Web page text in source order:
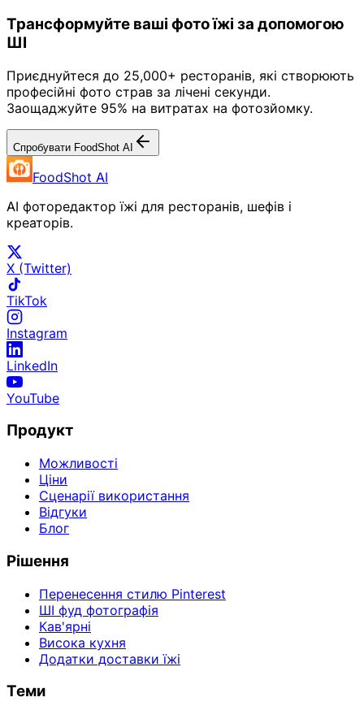
Трансформуйте ваші фото їжі за допомогою
ШІ
Приєднуйтеся до 25,000+ ресторанів, які створюють
професійні фото страв за лічені секунди.
Заощаджуйте 95% на витратах на фотозйомку.
Спробувати FoodShot AI
FoodShot AI
AI фоторедактор їжі для ресторанів, шефів і
креаторів.
X (Twitter)
TikTok
Instagram
LinkedIn
YouTube
Продукт
Можливості
Ціни
Сценарії використання
Відгуки
Блог
Рішення
Перенесення стилю Pinterest
ШІ фуд фотографія
Кав'ярні
Висока кухня
Додатки доставки їжі
Теми